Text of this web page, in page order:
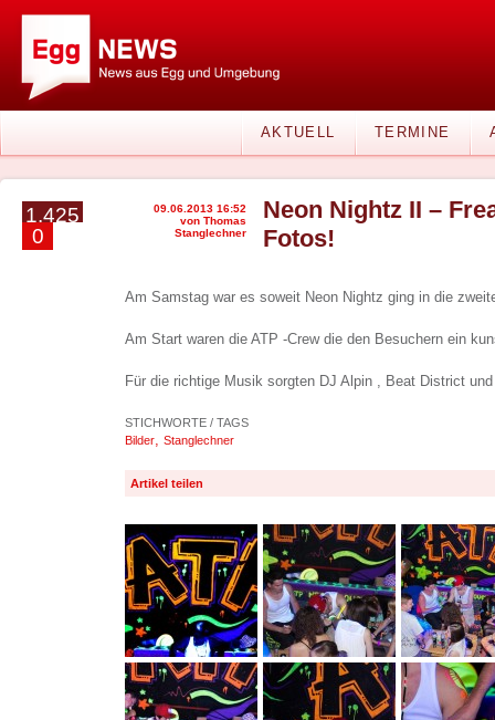
AKTUELL TERMINE
1.425
0
09.06.2013 16:52
von Thomas
Stanglechner
Neon Nightz II –
Fotos!
Am Samstag war es soweit Neon Nightz ging in die
Am Start waren die ATP -Crew die den Besuchern ein
Für die richtige Musik sorgten DJ Alpin , Beat District
STICHWORTE / TAGS
Bilder, Stanglechner
Artikel teilen